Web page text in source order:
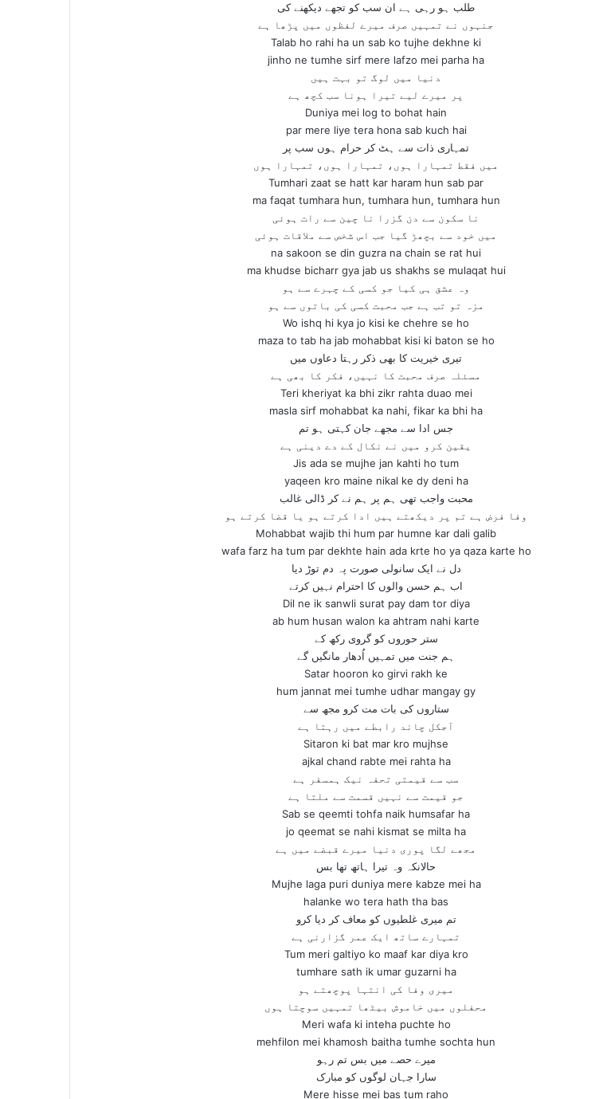
طلب ہو رہی ہے ان سب کو تجھے دیکھنے کی
جنہوں نے تمہیں صرف میرے لفظوں میں پڑھا ہے
Talab ho rahi ha un sab ko tujhe dekhne ki
jinho ne tumhe sirf mere lafzo mei parha ha
دنیا میں لوگ تو بہت ہیں
پر میرے لیے تیرا ہونا سب کچھ ہے
Duniya mei log to bohat hain
par mere liye tera hona sab kuch hai
تمہاری ذات سے ہٹ کر حرام ہوں سب پر
میں فقط تمہارا ہوں، تمہارا ہوں، تمہارا ہوں
Tumhari zaat se hatt kar haram hun sab par
ma faqat tumhara hun, tumhara hun, tumhara hun
نا سکون سے دن گزرا نا چین سے رات ہوئی
میں خود سے بچھڑ گیا جب اس شخص سے ملاقات ہوئی
na sakoon se din guzra na chain se rat hui
ma khudse bicharr gya jab us shakhs se mulaqat hui
وہ عشق ہی کیا جو کسی کے چہرے سے ہو
مزہ تو تب ہے جب محبت کسی کی باتوں سے ہو
Wo ishq hi kya jo kisi ke chehre se ho
maza to tab ha jab mohabbat kisi ki baton se ho
تیری خیریت کا بھی ذکر رہتا دعاوں میں
مسئلہ صرف محبت کا نہیں، فکر کا بھی ہے
Teri kheriyat ka bhi zikr rahta duao mei
masla sirf mohabbat ka nahi, fikar ka bhi ha
جس ادا سے مجھے جان کہتی ہو تم
یقین کرو میں نے نکال کے دے دینی ہے
Jis ada se mujhe jan kahti ho tum
yaqeen kro maine nikal ke dy deni ha
محبت واجب تھی ہم پر ہم نے کر ڈالی غالب
وفا فرض ہے تم پر دیکھتے ہیں ادا کرتے ہو یا قضا کرتے ہو
Mohabbat wajib thi hum par humne kar dali galib
wafa farz ha tum par dekhte hain ada krte ho ya qaza karte ho
دل نے ایک سانولی صورت پہ دم توڑ دیا
اب ہم حسن والوں کا احترام نہیں کرتے
Dil ne ik sanwli surat pay dam tor diya
ab hum husan walon ka ahtram nahi karte
ستر حوروں کو گروی رکھ کے
ہم جنت میں تمہیں اُدھار مانگیں گے
Satar hooron ko girvi rakh ke
hum jannat mei tumhe udhar mangay gy
ستاروں کی بات مت کرو مجھ سے
آجکل چاند رابطے میں رہتا ہے
Sitaron ki bat mar kro mujhse
ajkal chand rabte mei rahta ha
سب سے قیمتی تحفہ نیک ہمسفر ہے
جو قیمت سے نہیں قسمت سے ملتا ہے
Sab se qeemti tohfa naik humsafar ha
jo qeemat se nahi kismat se milta ha
مجھے لگا پوری دنیا میرے قبضے میں ہے
حالانکہ وہ تیرا ہاتھ تھا بس
Mujhe laga puri duniya mere kabze mei ha
halanke wo tera hath tha bas
تم میری غلطیوں کو معاف کر دیا کرو
تمہارے ساتھ ایک عمر گزارنی ہے
Tum meri galtiyo ko maaf kar diya kro
tumhare sath ik umar guzarni ha
میری وفا کی انتہا پوچھتے ہو
محفلوں میں خاموش بیٹھا تمہیں سوچتا ہوں
Meri wafa ki inteha puchte ho
mehfilon mei khamosh baitha tumhe sochta hun
میرے حصے میں بس تم رہو
سارا جہان لوگوں کو مبارک
Mere hisse mei bas tum raho